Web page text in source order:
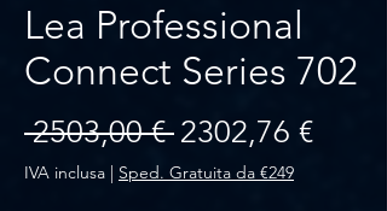
Lea Professional
Connect Series 702
2503,00 € Prezzo regolare
2302,76 €
IVA inclusa | Sped. Gratuita da €249